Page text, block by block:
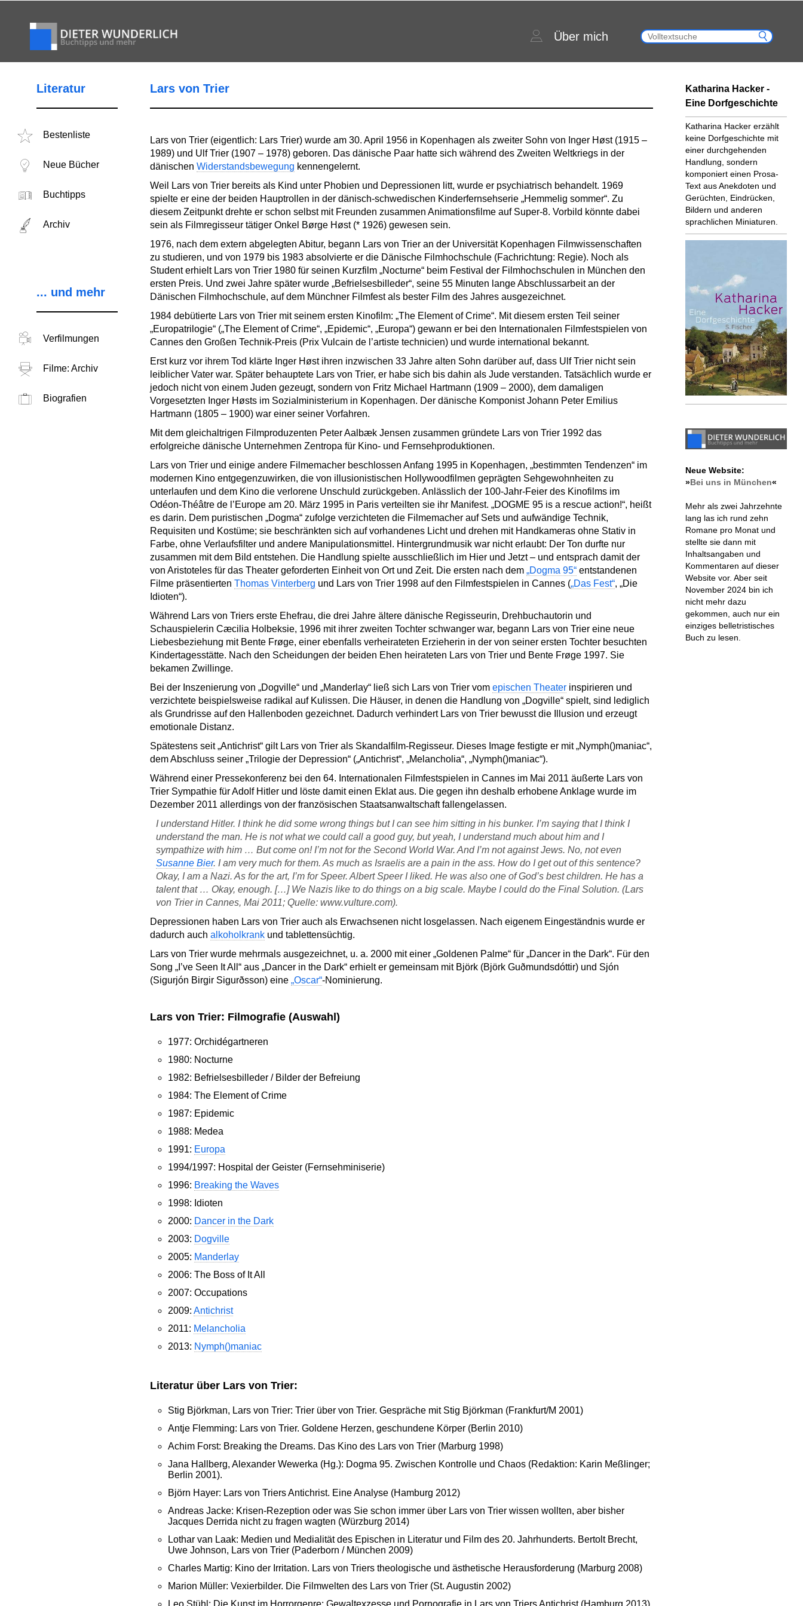
Über mich
Literatur
Bestenliste
Neue Bücher
Buchtipps
Archiv
... und mehr
Verfilmungen
Filme: Archiv
Biografien
Lars von Trier
Lars von Trier (eigentlich: Lars Trier) wurde am 30. April 1956 in Kopenhagen als zweiter Sohn von Inger Høst (1915 –
1989) und Ulf Trier (1907 – 1978) geboren. Das dänische Paar hatte sich während des Zweiten Weltkriegs in der
dänischen Widerstandsbewegung kennengelernt.
Weil Lars von Trier bereits als Kind unter Phobien und Depressionen litt, wurde er psychiatrisch behandelt. 1969
spielte er eine der beiden Hauptrollen in der dänisch-schwedischen Kinderfernsehserie „Hemmelig sommer“. Zu
diesem Zeitpunkt drehte er schon selbst mit Freunden zusammen Animationsfilme auf Super-8. Vorbild könnte dabei
sein als Filmregisseur tätiger Onkel Børge Høst (* 1926) gewesen sein.
1976, nach dem extern abgelegten Abitur, begann Lars von Trier an der Universität Kopenhagen Filmwissenschaften
zu studieren, und von 1979 bis 1983 absolvierte er die Dänische Filmhochschule (Fachrichtung: Regie). Noch als
Student erhielt Lars von Trier 1980 für seinen Kurzfilm „Nocturne“ beim Festival der Filmhochschulen in München den
ersten Preis. Und zwei Jahre später wurde „Befrielsesbilleder“, seine 55 Minuten lange Abschlussarbeit an der
Dänischen Filmhochschule, auf dem Münchner Filmfest als bester Film des Jahres ausgezeichnet.
1984 debütierte Lars von Trier mit seinem ersten Kinofilm: „The Element of Crime“. Mit diesem ersten Teil seiner
„Europatrilogie“ („The Element of Crime“, „Epidemic“, „Europa“) gewann er bei den Internationalen Filmfestspielen von
Cannes den Großen Technik-Preis (Prix Vulcain de l’artiste technicien) und wurde international bekannt.
Erst kurz vor ihrem Tod klärte Inger Høst ihren inzwischen 33 Jahre alten Sohn darüber auf, dass Ulf Trier nicht sein
leiblicher Vater war. Später behauptete Lars von Trier, er habe sich bis dahin als Jude verstanden. Tatsächlich wurde er
jedoch nicht von einem Juden gezeugt, sondern von Fritz Michael Hartmann (1909 – 2000), dem damaligen
Vorgesetzten Inger Høsts im Sozialministerium in Kopenhagen. Der dänische Komponist Johann Peter Emilius
Hartmann (1805 – 1900) war einer seiner Vorfahren.
Mit dem gleichaltrigen Filmproduzenten Peter Aalbæk Jensen zusammen gründete Lars von Trier 1992 das
erfolgreiche dänische Unternehmen Zentropa für Kino- und Fernsehproduktionen.
Lars von Trier und einige andere Filmemacher beschlossen Anfang 1995 in Kopenhagen, „bestimmten Tendenzen“ im
modernen Kino entgegenzuwirken, die von illusionistischen Hollywoodfilmen geprägten Sehgewohnheiten zu
unterlaufen und dem Kino die verlorene Unschuld zurückgeben. Anlässlich der 100-Jahr-Feier des Kinofilms im
Odéon-Théâtre de l’Europe am 20. März 1995 in Paris verteilten sie ihr Manifest. „DOGME 95 is a rescue action!“, heißt
es darin. Dem puristischen „Dogma“ zufolge verzichteten die Filmemacher auf Sets und aufwändige Technik,
Requisiten und Kostüme; sie beschränkten sich auf vorhandenes Licht und drehen mit Handkameras ohne Stativ in
Farbe, ohne Verlaufsfilter und andere Manipulationsmittel. Hintergrundmusik war nicht erlaubt: Der Ton durfte nur
zusammen mit dem Bild entstehen. Die Handlung spielte ausschließlich im Hier und Jetzt – und entsprach damit der
von Aristoteles für das Theater geforderten Einheit von Ort und Zeit. Die ersten nach dem „Dogma 95“entstandenen
Filme präsentierten Thomas Vinterberg und Lars von Trier 1998 auf den Filmfestspielen in Cannes („Das Fest“, „Die
Idioten“).
Während Lars von Triers erste Ehefrau, die drei Jahre ältere dänische Regisseurin, Drehbuchautorin und
Schauspielerin Cæcilia Holbeksie, 1996 mit ihrer zweiten Tochter schwanger war, begann Lars von Trier eine neue
Liebesbeziehung mit Bente Frøge, einer ebenfalls verheirateten Erzieherin in der von seiner ersten Tochter besuchten
Kindertagesstätte. Nach den Scheidungen der beiden Ehen heirateten Lars von Trier und Bente Frøge 1997. Sie
bekamen Zwillinge.
Bei der Inszenierung von „Dogville“ und „Manderlay“ ließ sich Lars von Trier vom epischen Theaterinspirieren und
verzichtete beispielsweise radikal auf Kulissen. Die Häuser, in denen die Handlung von „Dogville“ spielt, sind lediglich
als Grundrisse auf den Hallenboden gezeichnet. Dadurch verhindert Lars von Trier bewusst die Illusion und erzeugt
emotionale Distanz.
Spätestens seit „Antichrist“ gilt Lars von Trier als Skandalfilm-Regisseur. Dieses Image festigte er mit „Nymph()maniac“,
dem Abschluss seiner „Trilogie der Depression“ („Antichrist“, „Melancholia“, „Nymph()maniac“).
Während einer Pressekonferenz bei den 64. Internationalen Filmfestspielen in Cannes im Mai 2011 äußerte Lars von
Trier Sympathie für Adolf Hitler und löste damit einen Eklat aus. Die gegen ihn deshalb erhobene Anklage wurde im
Dezember 2011 allerdings von der französischen Staatsanwaltschaft fallengelassen.
I understand Hitler. I think he did some wrong things but I can see him sitting in his bunker. I’m saying that I think I
understand the man. He is not what we could call a good guy, but yeah, I understand much about him and I
sympathize with him … But come on! I’m not for the Second World War. And I’m not against Jews. No, not even
Susanne Bier. I am very much for them. As much as Israelis are a pain in the ass. How do I get out of this sentence?
Okay, I am a Nazi. As for the art, I’m for Speer. Albert Speer I liked. He was also one of God’s best children. He has a
talent that … Okay, enough. […] We Nazis like to do things on a big scale. Maybe I could do the Final Solution. (Lars
von Trier in Cannes, Mai 2011; Quelle: www.vulture.com).
Depressionen haben Lars von Trier auch als Erwachsenen nicht losgelassen. Nach eigenem Eingeständnis wurde er
dadurch auch alkoholkrankund tablettensüchtig.
Lars von Trier wurde mehrmals ausgezeichnet, u. a. 2000 mit einer „Goldenen Palme“ für „Dancer in the Dark“. Für den
Song „I’ve Seen It All“ aus „Dancer in the Dark“ erhielt er gemeinsam mit Björk (Björk Guðmundsdóttir) und Sjón
(Sigurjón Birgir Sigurðsson) eine „Oscar“-Nominierung.
Lars von Trier: Filmografie (Auswahl)
1977: Orchidégartneren
1980: Nocturne
1982: Befrielsesbilleder / Bilder der Befreiung
1984: The Element of Crime
1987: Epidemic
1988: Medea
1991: Europa
1994/1997: Hospital der Geister (Fernsehminiserie)
1996: Breaking the Waves
1998: Idioten
2000: Dancer in the Dark
2003: Dogville
2005: Manderlay
2006: The Boss of It All
2007: Occupations
2009: Antichrist
2011: Melancholia
2013: Nymph()maniac
Literatur über Lars von Trier:
Stig Björkman, Lars von Trier: Trier über von Trier. Gespräche mit Stig Björkman (Frankfurt/M 2001)
Antje Flemming: Lars von Trier. Goldene Herzen, geschundene Körper (Berlin 2010)
Achim Forst: Breaking the Dreams. Das Kino des Lars von Trier (Marburg 1998)
Jana Hallberg, Alexander Wewerka (Hg.): Dogma 95. Zwischen Kontrolle und Chaos (Redaktion: Karin Meßlinger;
Berlin 2001).
Björn Hayer: Lars von Triers Antichrist. Eine Analyse (Hamburg 2012)
Andreas Jacke: Krisen-Rezeption oder was Sie schon immer über Lars von Trier wissen wollten, aber bisher
Jacques Derrida nicht zu fragen wagten (Würzburg 2014)
Lothar van Laak: Medien und Medialität des Epischen in Literatur und Film des 20. Jahrhunderts. Bertolt Brecht,
Uwe Johnson, Lars von Trier (Paderborn / München 2009)
Charles Martig: Kino der Irritation. Lars von Triers theologische und ästhetische Herausforderung (Marburg 2008)
Marion Müller: Vexierbilder. Die Filmwelten des Lars von Trier (St. Augustin 2002)
Leo Stühl: Die Kunst im Horrorgenre: Gewaltexzesse und Pornografie in Lars von Triers Antichrist (Hamburg 2013)
Katharina Hacker -
Eine Dorfgeschichte
Katharina Hacker erzählt
keine Dorfgeschichte mit
einer durchgehenden
Handlung, sondern
komponiert einen Prosa-
Text aus Anekdoten und
Gerüchten, Eindrücken,
Bildern und anderen
sprachlichen Miniaturen.
Neue Website:
»Bei uns in München«
Mehr als zwei Jahrzehnte
lang las ich rund zehn
Romane pro Monat und
stellte sie dann mit
Inhaltsangaben und
Kommentaren auf dieser
Website vor. Aber seit
November 2024 bin ich
nicht mehr dazu
gekommen, auch nur ein
einziges belletristisches
Buch zu lesen.